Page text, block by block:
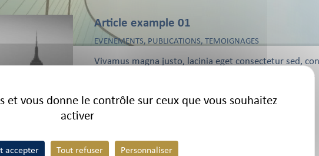
et vous donne le contrôle sur ceux que vous souhaitez
activer
accepter Tout refuser Personnaliser
Article example 01
EVENEMENTS, PUBLICATIONS, TEMOIGNAGES
Vivamus magna justo, lacinia eget consectetur sed,
at tellus. Nulla quis lorem ut libero malesuada feugiat.